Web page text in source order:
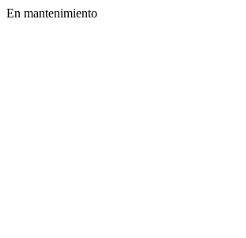
En mantenimiento